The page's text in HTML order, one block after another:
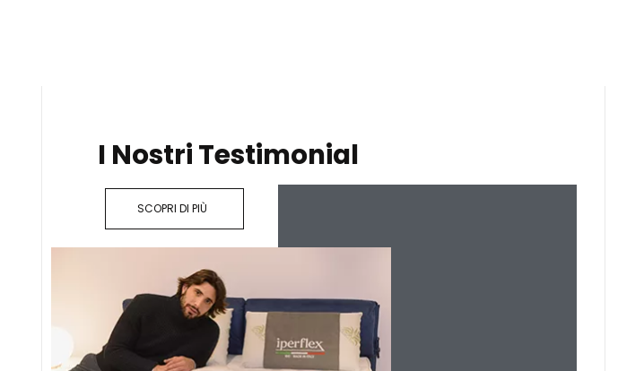
I Nostri Testimonial
SCOPRI DI PIÙ